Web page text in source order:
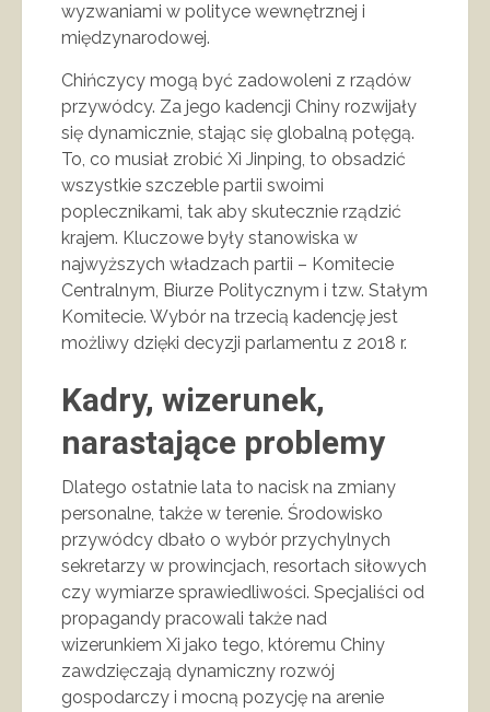
wyzwaniami w polityce wewnętrznej i
międzynarodowej.
Chińczycy mogą być zadowoleni z rządów
przywódcy. Za jego kadencji Chiny rozwijały
się dynamicznie, stając się globalną potęgą.
To, co musiał zrobić Xi Jinping, to obsadzić
wszystkie szczeble partii swoimi
poplecznikami, tak aby skutecznie rządzić
krajem. Kluczowe były stanowiska w
najwyższych władzach partii – Komitecie
Centralnym, Biurze Politycznym i tzw. Stałym
Komitecie. Wybór na trzecią kadencję jest
możliwy dzięki decyzji parlamentu z 2018 r.
Kadry, wizerunek,
narastające problemy
Dlatego ostatnie lata to nacisk na zmiany
personalne, także w terenie. Środowisko
przywódcy dbało o wybór przychylnych
sekretarzy w prowincjach, resortach siłowych
czy wymiarze sprawiedliwości. Specjaliści od
propagandy pracowali także nad
wizerunkiem Xi jako tego, któremu Chiny
zawdzięczają dynamiczny rozwój
gospodarczy i mocną pozycję na arenie